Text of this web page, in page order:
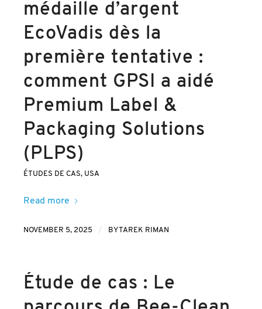
médaille d’argent
EcoVadis dès la
première tentative :
comment GPSI a aidé
Premium Label &
Packaging Solutions
(PLPS)
ÉTUDES DE CAS, USA
Read more
NOVEMBER 5, 2025 / BYTAREK RIMAN
Étude de cas : Le